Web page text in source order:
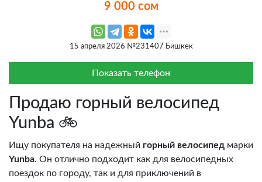
9 000 сом
15 апреля 2026 №231407 Бишкек
Показать телефон
Продаю горный велосипед
Yunba 🚲
Ищу покупателя на надежный горный велосипед марки
Yunba. Он отлично подходит как для велосипедных
поездок по городу, так и для приключений в